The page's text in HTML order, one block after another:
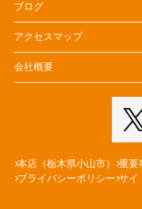
ブログ
アクセスマップ
会社概要
本店（栃木県小山市） 重要
プライバシーポリシー サイ